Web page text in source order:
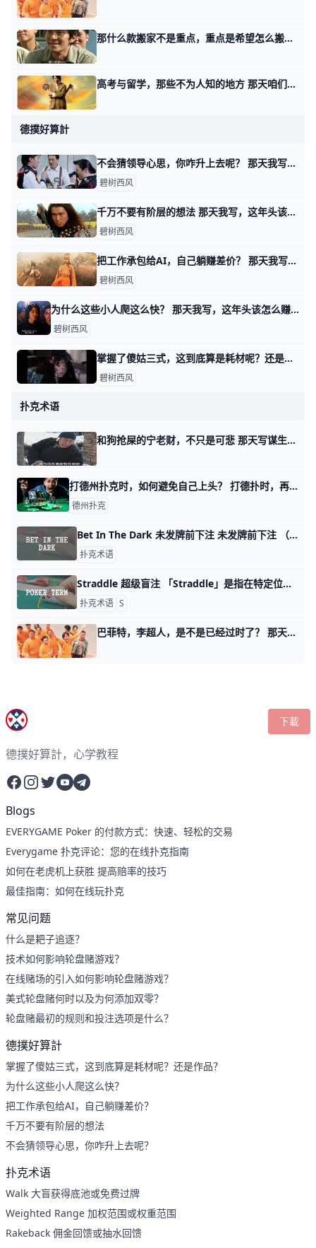
那什么款搬家不是重点，重点是希望怎么搬？ 那天聊投资的七个阶段时，有个读者留言说了句很有趣的话。 他说国内市场，所有的眼睛都盯着那什么款，所谓万事具备，只待那什么款搬家了。 呵呵，很有趣
高考与留学，那些不为人知的地方 那天咱们聊婚姻职场与投资，在第二部分里面，我聊了职场的海外篇与国内篇。 有读者问我，教育的海外篇与国内篇。 那么我来尝试做个分解，我们把这个问题
德撲好算計
不会猜领导心思，你咋升上去呢？ 那天我写这年头该怎么赚钱时，我说表演型的工作，很多人是不过滤的，简单说就是拿手下当小白鼠。 你自己去撞南墙吧。 有读者看了之后，感慨说，过滤干净
碧树西风
千万不要有阶层的想法 那天我写，这年头该怎么赚钱时，有读者留言问我说，可不可以认为那四种不同方式下，阶层有所抬升？ 首先，我纠正你一个想法，当然这个想法很普遍，就是
碧树西风
把工作承包给AI，自己躺赚差价？ 那天我写，这年头该怎么赚钱时，有读者问我，如果自己从事的是耗材型的工作，又无心提升。 是不是只要用好AI，让它去当耗材替身，就会迎来春天？ 就像
碧树西风
为什么这些小人爬这么快？ 那天我写，这年头该怎么赚钱时，有个读者留言问我： 他说，他感觉，好像那四个类型，无论哪个，都是小人爬的更加快。 按说不该这么讲，因为有些书生气，
碧树西风
掌握了傻姑三式，这到底算是耗材呢？还是作品？ 那天我讲，这年头该怎么赚钱时，有读者问了我一个非常有意思的问题。 他留言问我说，假设有一个人，掌握了我讲过的傻姑三式，那你觉得他到底从事的是耗
碧树西风
扑克术语
和狗抢屎的宁老财，不只是可悲 那天写谋生话题时，有个读者留言请我写剧评，生万物。 我写不了，因为我没看过，我太太也没看过，我也没机会旁听。 但我可以点评你留言当中剧透给我的这
打德州扑克时，如何避免自己上头？ 打德扑时，再好的牌技也弥补不了上头，这就是想成为一名盈利牌手，为什么需要关注精神层面的原因。在任何一场你略具优势的博弈环节中，上头就是一种自
德州扑克
Bet In The Dark 未发牌前下注 未发牌前下注 （Bet In The Dark） 未发牌前，就先下注的情况
扑克术语
Straddle 超级盲注 「Straddle」是指在特定位置上进行的一种额外加注，通常发生在大盲注之后、小盲注之前。这种下注方式可以增加游戏的变化，也让玩家有更多的机
扑克术语 S
巴菲特，李超人，是不是已经过时了？ 那天我写，房价触底，该操心房的价格还是你的价格时，有不少读者留言我： 巴菲特，李超人，是不是已经过时了？ 或者说，他们是不是走不出昔日的依托碳基
下載
德撲好算計，心学教程
Facebook
Instagram
Twitter
YouTube
Telegram
Blogs
EVERYGAME Poker 的付款方式：快速、轻松的交易
Everygame 扑克评论：您的在线扑克指南
如何在老虎机上获胜 提高赔率的技巧
最佳指南：如何在线玩扑克
常见问题
什么是耙子追逐？
技术如何影响轮盘赌游戏？
在线赌场的引入如何影响轮盘赌游戏？
美式轮盘赌何时以及为何添加双零？
轮盘赌最初的规则和投注选项是什么？
德撲好算計
掌握了傻姑三式，这到底算是耗材呢？还是作品？
为什么这些小人爬这么快？
把工作承包给AI，自己躺赚差价？
千万不要有阶层的想法
不会猜领导心思，你咋升上去呢？
扑克术语
Walk 大盲获得底池或免费过牌
Weighted Range 加权范围或权重范围
Rakeback 佣金回馈或抽水回馈